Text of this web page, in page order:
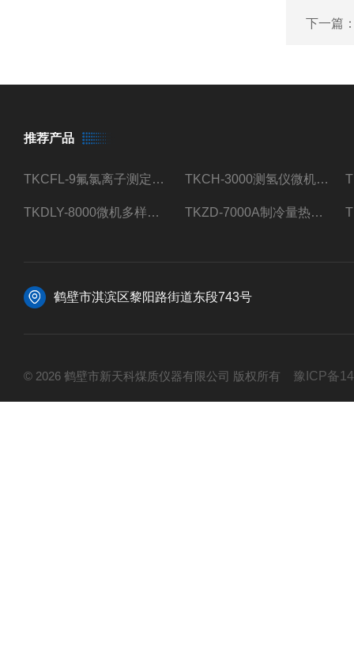
下一篇
推荐产品
TKCFL-9氟氯离子测定仪自动煤质检测 TKCH-3000测氢仪微机氢元素测定煤质检测
TKDLY-8000微机多样测硫仪自动定硫仪化验室硫含量测定 TKZD-7000A制冷量热仪自动升降热值仪煤质检测
鹤壁市淇滨区黎阳路街道东段743号
© 2026 鹤壁市新天科煤质仪器有限公司 版权所有 豫ICP备